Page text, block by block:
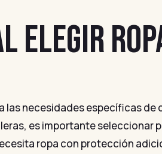
ELEGIR
necesidades específicas de
es importante seleccionar
ropa con protección